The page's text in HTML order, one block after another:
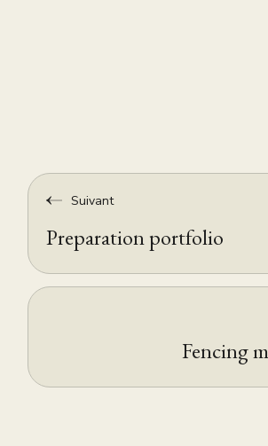
Suivant
Preparation portfolio
Fencing